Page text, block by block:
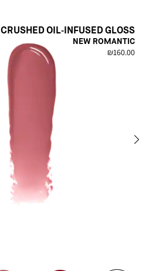
CRUSHED OIL-INFUSED GLOSS
NEW ROMANTIC
₪160.00